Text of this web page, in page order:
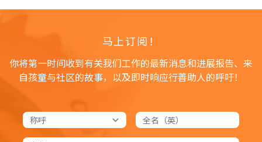
马上订阅！
你将第一时间收到有关我们工作的最新消息和进展报告、来
自孩童与社区的故事，以及即时响应行善助人的呼吁！